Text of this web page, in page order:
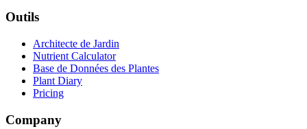
Outils
Architecte de Jardin
Nutrient Calculator
Base de Données des Plantes
Plant Diary
Pricing
Company